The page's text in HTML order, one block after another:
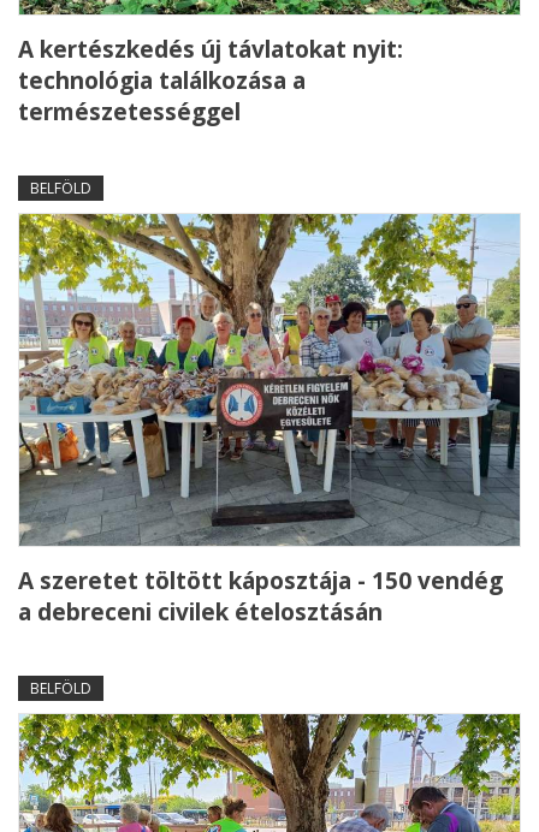
A kertészkedés új távlatokat nyit:
technológia találkozása a
természetességgel
BELFÖLD
A szeretet töltött káposztája - 150 vendég
a debreceni civilek ételosztásán
BELFÖLD